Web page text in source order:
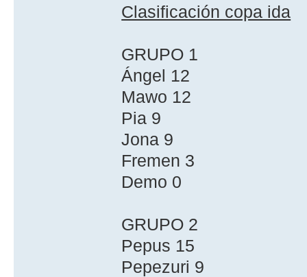
Clasificación copa ida
GRUPO 1
Ángel 12
Mawo 12
Pia 9
Jona 9
Fremen 3
Demo 0
GRUPO 2
Pepus 15
Pepezuri 9